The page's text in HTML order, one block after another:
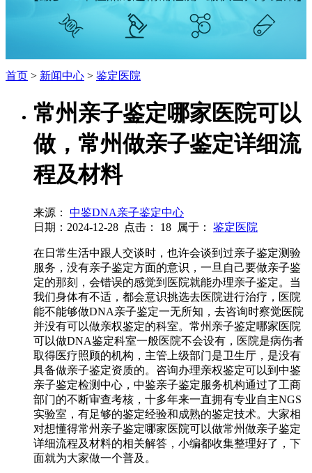
首页 > 新闻中心 > 鉴定医院
常州亲子鉴定哪家医院可以
做，常州做亲子鉴定详细流
程及材料
来源：
中鉴DNA亲子鉴定中心
日期：2024-12-28 点击： 18 属于： 鉴定医院
在日常生活中跟人交谈时，也许会谈到过亲子鉴定测验
服务，没有亲子鉴定方面的意识，一旦自己要做亲子鉴
定的那刻，会错误的感觉到医院就能办理亲子鉴定。当
我们身体有不适，都会意识挑选去医院进行治疗，医院
能不能够做DNA亲子鉴定一无所知，去咨询时察觉医院
并没有可以做亲权鉴定的科室。常州亲子鉴定哪家医院
可以做DNA鉴定科室一般医院不会设有，医院是病伤者
取得医疗照顾的机构，主管上级部门是卫生厅，是没有
具备做亲子鉴定资质的。咨询办理亲权鉴定可以到中鉴
亲子鉴定检测中心，中鉴亲子鉴定服务机构通过了工商
部门的不断审查考核，十多年来一直拥有专业自主NGS
实验室，有足够的鉴定经验和成熟的鉴定技术。大家相
对想懂得常州亲子鉴定哪家医院可以做常州做亲子鉴定
详细流程及材料的相关解答，小编都收集整理好了，下
面就为大家做一个普及。